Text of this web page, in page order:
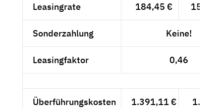
Leasingrate 184,45 € 155,--
Sonderzahlung Keine!
Leasingfaktor 0,46
Überführungskosten 1.391,11 €
1.169,-